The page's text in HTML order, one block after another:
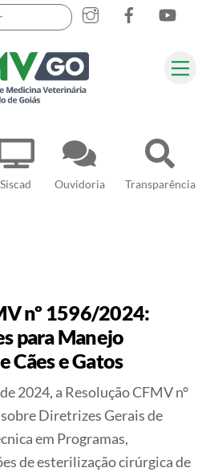
Siscad Ouvidoria Transparência
nº 1596/2024:
para Manejo
Cães e Gatos
2024, a Resolução CFMV n°
Diretrizes Gerais de
em Programas,
de esterilização cirúrgica de